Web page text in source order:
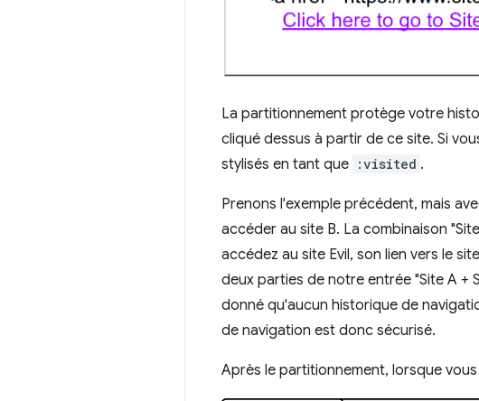
La partitionnement protège votre
cliqué dessus à partir de ce site. Si
stylisés en tant que :visited .
Prenons l'exemple précédent, mais
accéder au site B. La combinaison
accédez au site Evil, son lien vers le
deux parties de notre entrée "Site A +
donné qu'aucun historique de
de navigation est donc sécurisé.
Après le partitionnement, lorsque vous